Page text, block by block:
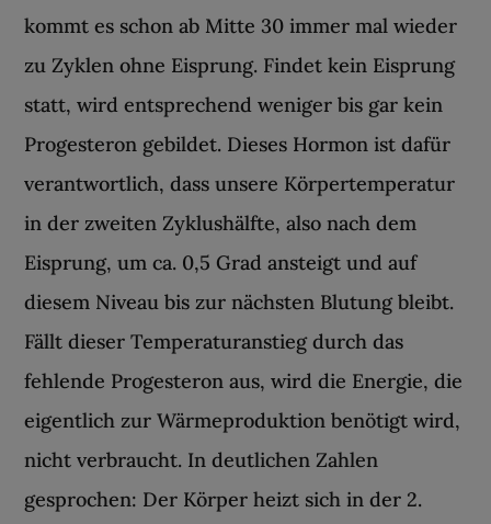
kommt es schon ab Mitte 30 immer mal wieder
zu Zyklen ohne Eisprung. Findet kein Eisprung
statt, wird entsprechend weniger bis gar kein
Progesteron gebildet. Dieses Hormon ist dafür
verantwortlich, dass unsere Körpertemperatur
in der zweiten Zyklushälfte, also nach dem
Eisprung, um ca. 0,5 Grad ansteigt und auf
diesem Niveau bis zur nächsten Blutung bleibt.
Fällt dieser Temperaturanstieg durch das
fehlende Progesteron aus, wird die Energie, die
eigentlich zur Wärmeproduktion benötigt wird,
nicht verbraucht. In deutlichen Zahlen
gesprochen: Der Körper heizt sich in der 2.